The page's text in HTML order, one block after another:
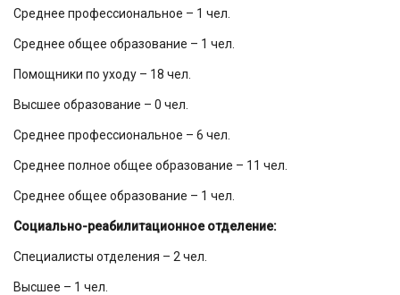
Среднее профессиональное – 1 чел.
Среднее общее образование – 1 чел.
Помощники по уходу – 18 чел.
Высшее образование – 0 чел.
Среднее профессиональное – 6 чел.
Среднее полное общее образование – 11 чел.
Среднее общее образование – 1 чел.
Социально-реабилитационное отделение:
Специалисты отделения – 2 чел.
Высшее – 1 чел.